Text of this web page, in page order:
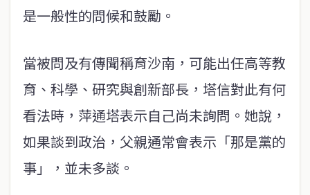
是一般性的問候和鼓勵。
當被問及有傳聞稱育沙南，可能出任高等教
育、科學、研究與創新部長，塔信對此有何
看法時，萍通塔表示自己尚未詢問。她說，
如果談到政治，父親通常會表示「那是黨的
事」，並未多談。